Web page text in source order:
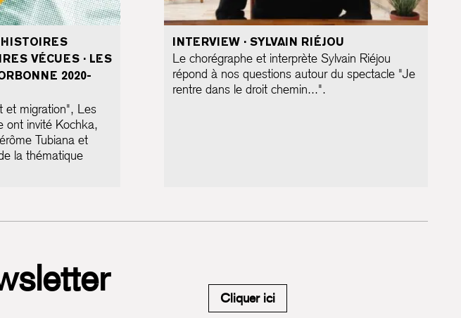
VÉCUES · LES
2020-
et migration", Les
ont invité Kochka,
Tubiana et
la thématique
INTERVIEW · SYLVAIN RIÉJOU
Le chorégraphe et interprète Sylvain Riéjou
répond à nos questions autour du spectacle "Je
rentre dans le droit chemin...".
Cliquer iciM'inscrire à la newsletter du